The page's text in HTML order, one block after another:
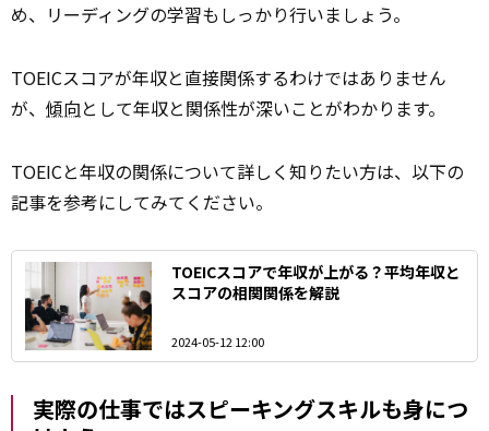
め、リーディングの学習もしっかり行いましょう。
TOEICスコアが年収と直接関係するわけではありません
が、 傾向として年収と関係性が深いことがわかります。
TOEICと年収の関係について詳しく知りたい方は、以下の
記事を参考にしてみてください。
TOEICスコアで年収が上がる？平均年収と
スコアの相関関係を解説
2024-05-12 12:00
実際の仕事ではスピーキングスキルも身につ